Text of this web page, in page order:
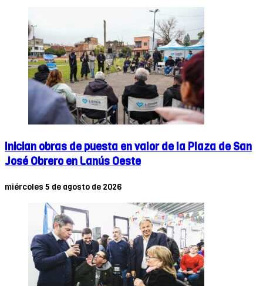
Inician obras de puesta en valor de la Plaza de San
José Obrero en Lanús Oeste
miércoles 5 de agosto de 2026